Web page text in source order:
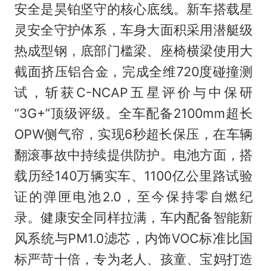
安全是昊铂坚守的核心底线。新车搭载星
灵安全守护体系，车身大面积采用潜艇级
热成型钢，底部门槛梁、座椅横梁使用大
截面挤压铝合金，完成全维720度碰撞测
试，斩获C-NCAP五星评价与中保研
“3G+”顶级评级。全车配备2100mm超长
OPW侧气帘，实现6秒超长保压，在车辆
翻滚事故中持续提供防护。电池方面，搭
载历经140万辆实车、1100亿公里路试验
证的弹匣电池2.0，至今保持零自燃纪
录。健康安全同样拉满，车内配备智能新
风系统与PM1.0滤芯，内饰VOC标准比国
标严苛十倍，专为老人、孩童、宝妈打造